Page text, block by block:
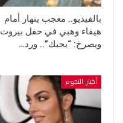
بالفيديو.. معجب ينهار أمام
هيفاء وهبي في حفل بيروت
ويصرخ: “بحبك”.. ورد…
أخبار النجوم